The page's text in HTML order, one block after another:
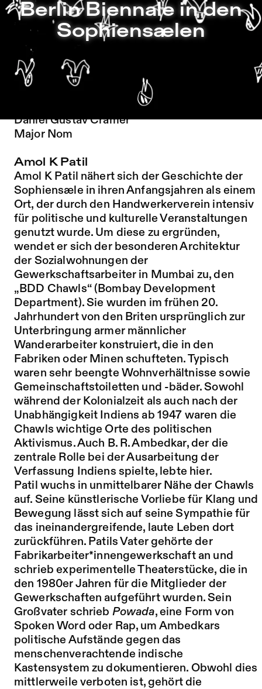
Zu Programm springen
Zu Aktuelles springen
Zu Seiten springen
Berlin Biennale in den Sophiensælen – Sophiensæle |
Berlin Biennale in den
Sophiensælen
Künstler*innen
Daniel Gustav Cramer
Major Nom
Amol K Patil
Amol K Patil nähert sich der Geschichte der
Sophiensæle in ihren Anfangsjahren als einem
Ort, der durch den Handwerkerverein intensiv
für politische und kulturelle Veranstaltungen
genutzt wurde. Um diese zu ergründen,
wendet er sich der besonderen Architektur
der Sozialwohnungen der
Gewerkschaftsarbeiter in Mumbai zu, den
„BDD Chawls“ (Bombay Development
Department). Sie wurden im frühen 20.
Jahrhundert von den Briten ursprünglich zur
Unterbringung armer männlicher
Wanderarbeiter konstruiert, die in den
Fabriken oder Minen schufteten. Typisch
waren sehr beengte Wohnverhältnisse sowie
Gemeinschaftstoiletten und -bäder. Sowohl
während der Kolonialzeit als auch nach der
Unabhängigkeit Indiens ab 1947 waren die
Chawls wichtige Orte des politischen
Aktivismus. Auch B. R. Ambedkar, der die
zentrale Rolle bei der Ausarbeitung der
Verfassung Indiens spielte, lebte hier.
Patil wuchs in unmittelbarer Nähe der Chawls
auf. Seine künstlerische Vorliebe für Klang und
Bewegung lässt sich auf seine Sympathie für
das ineinandergreifende, laute Leben dort
zurückführen. Patils Vater gehörte der
Fabrikarbeiter*innengewerkschaft an und
schrieb experimentelle Theaterstücke, die in
den 1980er Jahren für die Mitglieder der
Gewerkschaften aufgeführt wurden. Sein
Großvater schrieb Powada, eine Form von
Spoken Word oder Rap, um Ambedkars
politische Aufstände gegen das
menschenverachtende indische
Kastensystem zu dokumentieren. Obwohl dies
mittlerweile verboten ist, gehört die